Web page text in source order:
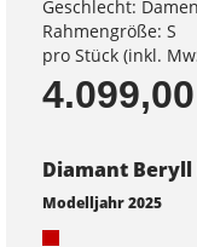
Geschlecht: Damen
Rahmengröße: S
pro Stück (inkl.
Diamant Beryll
Modelljahr 2025